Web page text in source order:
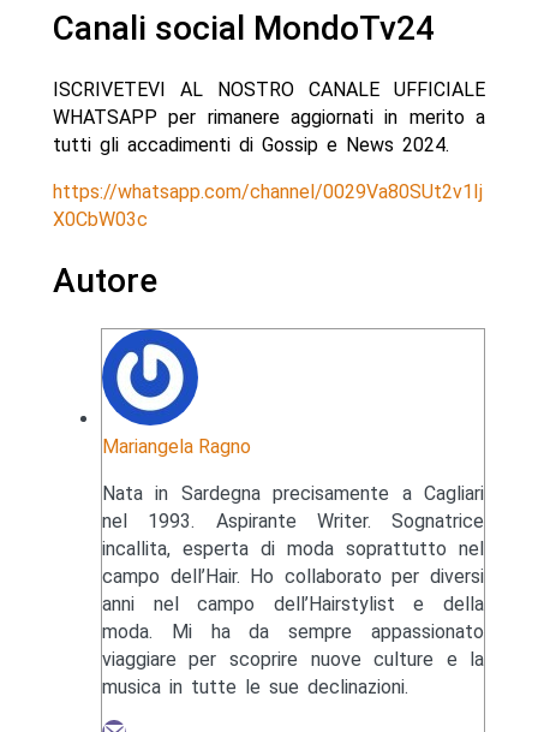
Canali social MondoTv24
ISCRIVETEVI AL NOSTRO CANALE UFFICIALE
WHATSAPP per rimanere aggiornati in merito a
tutti gli accadimenti di Gossip e News 2024.
https://whatsapp.com/channel/0029Va80SUt2v1Ij
X0CbW03c
Autore
Mariangela Ragno
Nata in Sardegna precisamente a Cagliari
nel 1993. Aspirante Writer. Sognatrice
incallita, esperta di moda soprattutto nel
campo dell’Hair. Ho collaborato per diversi
anni nel campo dell’Hairstylist e della
moda. Mi ha da sempre appassionato
viaggiare per scoprire nuove culture e la
musica in tutte le sue declinazioni.